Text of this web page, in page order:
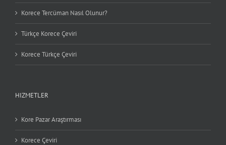
Korece Tercüman Nasıl Olunur?
Türkçe Korece Çeviri
Korece Türkçe Çeviri
HIZMETLER
Kore Pazar Araştırması
Korece Çeviri